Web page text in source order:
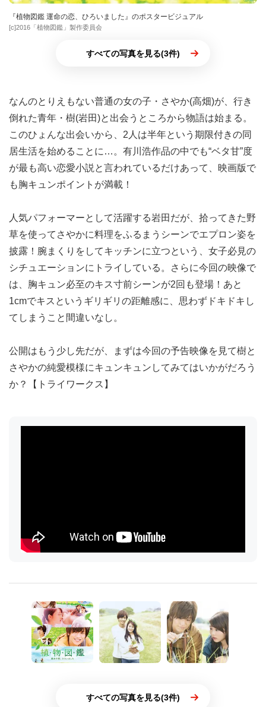
『植物図鑑 運命の恋、ひろいました』のポスタービジュアル
[c]2016「植物図鑑」製作委員会
すべての写真を見る(3件)
なんのとりえもない普通の女の子・さやか(高畑)が、行き
倒れた青年・樹(岩田)と出会うところから物語は始まる。
このひょんな出会いから、2人は半年という期限付きの同
居生活を始めることに…。有川浩作品の中でも“ベタ甘”度
が最も高い恋愛小説と言われているだけあって、映画版で
も胸キュンポイントが満載！
人気パフォーマーとして活躍する岩田だが、拾ってきた野
草を使ってさやかに料理をふるまうシーンでエプロン姿を
披露！腕まくりをしてキッチンに立つという、女子必見の
シチュエーションにトライしている。さらに今回の映像で
は、胸キュン必至のキス寸前シーンが2回も登場！あと
1cmでキスというギリギリの距離感に、思わずドキドキし
てしまうこと間違いなし。
公開はもう少し先だが、まずは今回の予告映像を見て樹と
さやかの純愛模様にキュンキュンしてみてはいかがだろう
か？【トライワークス】
すべての写真を見る(3件)